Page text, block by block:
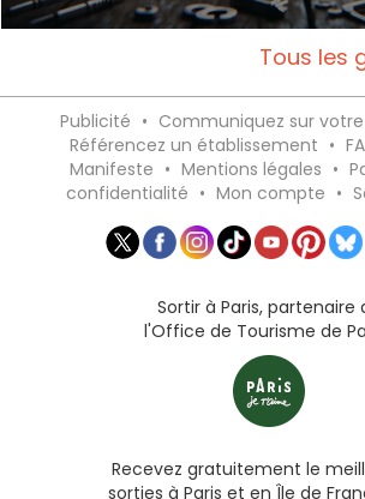
Tous les
Publicité • Communiquez sur
Référencez un établissement •
Manifeste • Mentions légales •
confidentialité • Mon compte •
Sortir à Paris, partenaire
l'Office de Tourisme de
Recevez gratuitement le
sorties à Paris et en Île de